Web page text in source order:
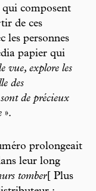
qui composent
de ces
les personnes
papier qui
vue, explore les
des
de précieux
».
prolongeait
leur long
tomber[ Plus